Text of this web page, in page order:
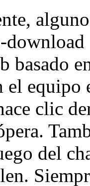
basado
el
clic
del